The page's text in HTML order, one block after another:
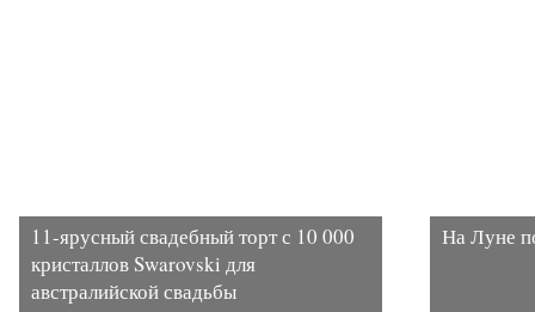
11-ярусный свадебный торт с 10 000
кристаллов Swarovski для
австралийской свадьбы
На Луне